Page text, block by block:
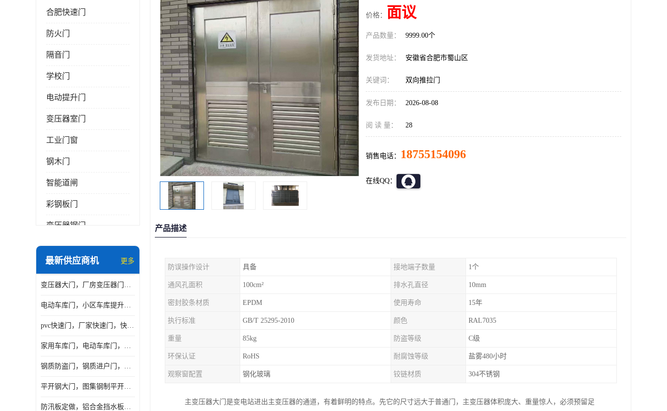
合肥快速门
防火门
隔音门
学校门
电动提升门
变压器室门
工业门窗
钢木门
智能道闸
彩钢板门
变压器钢门
非标门
抗爆门
快速门
最新供应商机 更多
变压器大门，厂房变压器门，配电所钢大门，变压器室钢大门
电动车库门，小区车库提升门，安徽提升门厂家，工业滑升门
pvc快速门，厂家快速门，快速卷帘门，感应快速门
家用车库门，电动车库门，车库滑升门，车库门安装
钢质防盗门，钢质进户门，钢质非标门厂家
平开钢大门，图集钢制平开门，厂房平开大门
防汛板定做，铝合金挡水板门，地库挡水板
价格： 面议
产品数量： 9999.00个
发货地址： 安徽省合肥市蜀山区
关键词： 双向推拉门
发布日期： 2026-08-08
阅 读 量： 28
销售电话： 18755154096
在线QQ：
产品描述
防误操作设计 具备 接地端子数量 1个
通风孔面积 100cm² 排水孔直径 10mm
密封胶条材质 EPDM 使用寿命 15年
执行标准 GB/T 25295-2010 颜色 RAL7035
重量 85kg 防盗等级 C级
环保认证 RoHS 耐腐蚀等级 盐雾480小时
观察窗配置 钢化玻璃 铰链材质 304不锈钢
主变压器大门是变电站进出主变压器的通道，有着鲜明的特点。先它的尺寸远大于普通门，主变压器体积庞大、重量惊人，必须预留足